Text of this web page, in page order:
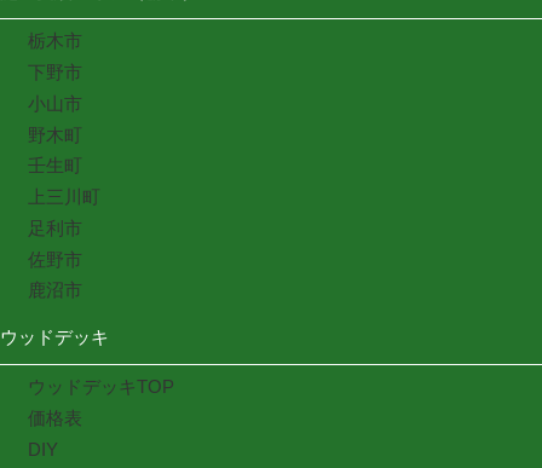
栃木市
下野市
小山市
野木町
壬生町
上三川町
足利市
佐野市
鹿沼市
ウッドデッキ
ウッドデッキTOP
価格表
DIY